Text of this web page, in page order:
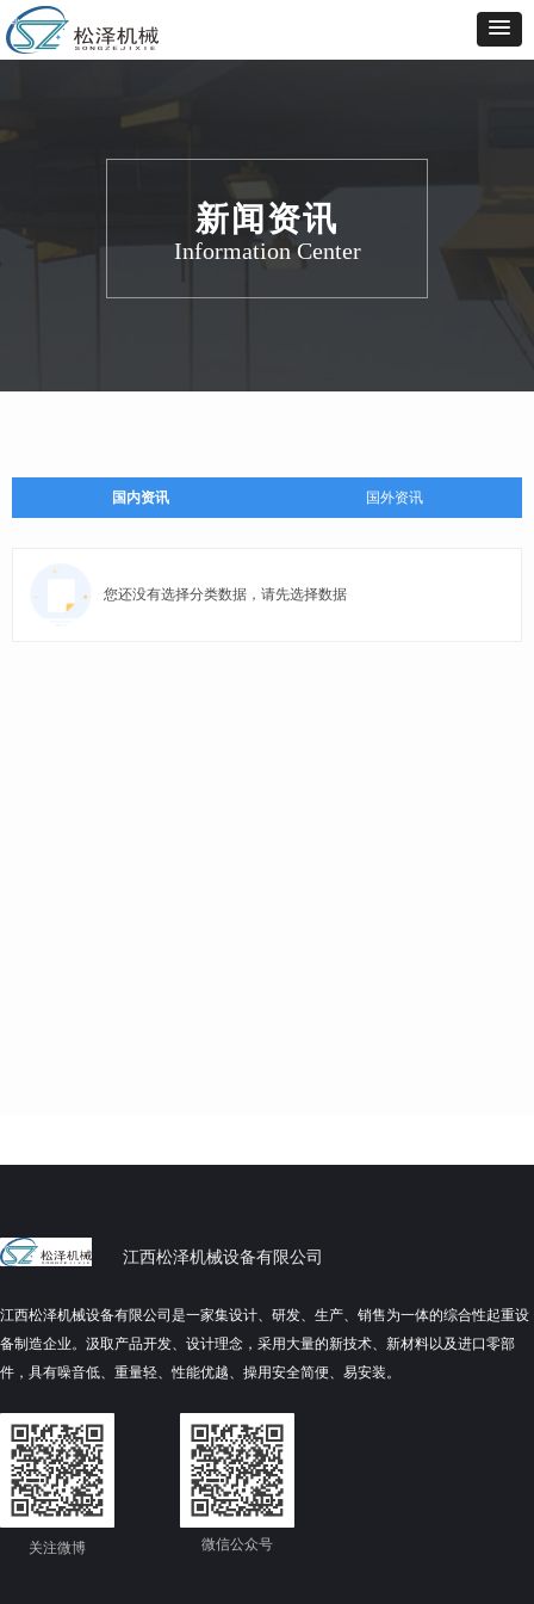
国内资讯 国外资讯
您还没有选择分类数据，请先选择数据
新闻资讯
Information Center
关注微博 微信公众号
江西松泽机械设备有限公司
江西松泽机械设备有限公司是一家集设计、研发、生产、销售为一体的综合性起重设
备制造企业。汲取产品开发、设计理念，采用大量的新技术、新材料以及进口零部
件，具有噪音低、重量轻、性能优越、操用安全简便、易安装。